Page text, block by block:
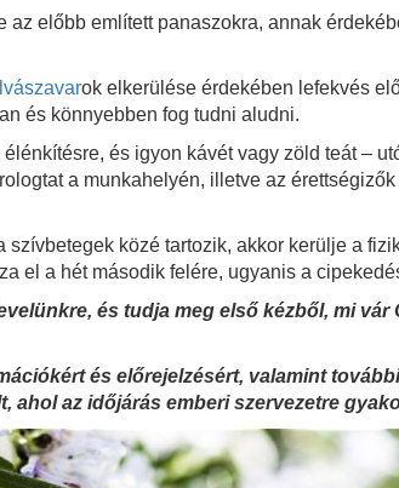
az előbb említett panaszokra, annak
ok elkerülése érdekében lefekvés
és könnyebben fog tudni aludni.
és igyon kávét vagy zöld teát –
a munkahelyén, illetve az
közé tartozik, akkor kerülje a
el a hét második felére, ugyanis a
és tudja meg első kézből, mi
és előrejelzésért, valamint
ahol az időjárás emberi szervezetre